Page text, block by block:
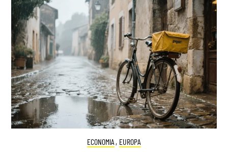
ECONOMIA , EUROPA